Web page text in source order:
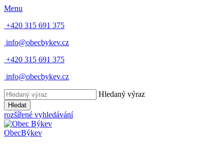
Menu
+420 315 691 375
info@obecbykev.cz
+420 315 691 375
info@obecbykev.cz
Hledaný výraz
Hledat
rozšířené vyhledávání
ObecBýkev